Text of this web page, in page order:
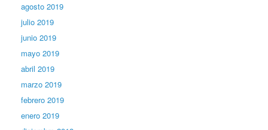
agosto 2019
julio 2019
junio 2019
mayo 2019
abril 2019
marzo 2019
febrero 2019
enero 2019